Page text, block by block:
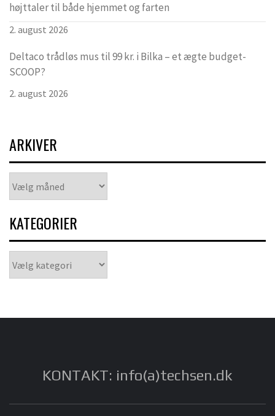
højttaler til både hjemmet og farten
2. august 2026
Deltaco trådløs mus til 99 kr. i Bilka – et ægte budget-
SCOOP?
2. august 2026
ARKIVER
KATEGORIER
KONTAKT: info(a)techsen.dk